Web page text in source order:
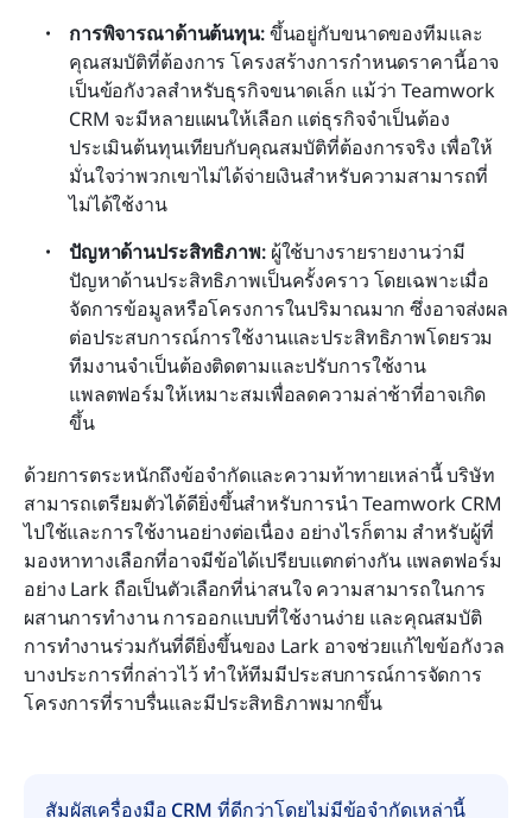
การพิจารณาด้านต้นทุน: ขึ้นอยู่กับขนาดของทีมและ
คุณสมบัติที่ต้องการ โครงสร้างการกำหนดราคานี้อาจ
เป็นข้อกังวลสำหรับธุรกิจขนาดเล็ก แม้ว่า Teamwork
CRM จะมีหลายแผนให้เลือก แต่ธุรกิจจำเป็นต้อง
ประเมินต้นทุนเทียบกับคุณสมบัติที่ต้องการจริง เพื่อให้
มั่นใจว่าพวกเขาไม่ได้จ่ายเงินสำหรับความสามารถที่
ไม่ได้ใช้งาน
ปัญหาด้านประสิทธิภาพ: ผู้ใช้บางรายรายงานว่ามี
ปัญหาด้านประสิทธิภาพเป็นครั้งคราว โดยเฉพาะเมื่อ
จัดการข้อมูลหรือโครงการในปริมาณมาก ซึ่งอาจส่งผล
ต่อประสบการณ์การใช้งานและประสิทธิภาพโดยรวม
ทีมงานจำเป็นต้องติดตามและปรับการใช้งาน
แพลตฟอร์มให้เหมาะสมเพื่อลดความล่าช้าที่อาจเกิด
ขึ้น
ด้วยการตระหนักถึงข้อจำกัดและความท้าทายเหล่านี้ บริษัท
สามารถเตรียมตัวได้ดียิ่งขึ้นสำหรับการนำ Teamwork CRM
ไปใช้และการใช้งานอย่างต่อเนื่อง อย่างไรก็ตาม สำหรับผู้ที่
มองหาทางเลือกที่อาจมีข้อได้เปรียบแตกต่างกัน แพลตฟอร์ม
อย่าง Lark ถือเป็นตัวเลือกที่น่าสนใจ ความสามารถในการ
ผสานการทำงาน การออกแบบที่ใช้งานง่าย และคุณสมบัติ
การทำงานร่วมกันที่ดียิ่งขึ้นของ Lark อาจช่วยแก้ไขข้อกังวล
บางประการที่กล่าวไว้ ทำให้ทีมมีประสบการณ์การจัดการ
โครงการที่ราบรื่นและมีประสิทธิภาพมากขึ้น
สัมผัสเครื่องมือ CRM ที่ดีกว่าโดยไม่มีข้อจำกัดเหล่านี้